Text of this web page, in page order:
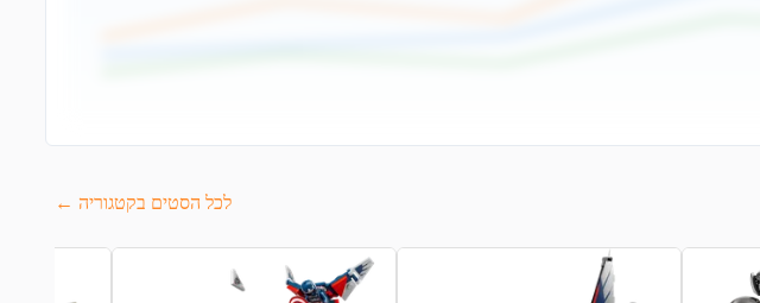
לכל הסטים בקטגוריה ←